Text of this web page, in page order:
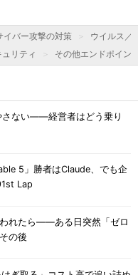
イバー攻撃の対策
ウイルス／
リティ その他エンドポイン
さない――経営者はどう乗り
5」勝者はClaude、でも企
Lap
われたら――ある日突然「ゼロ
の後